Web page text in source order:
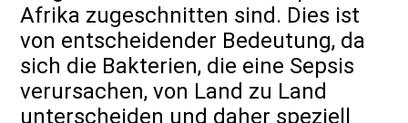
Afrika zugeschnitten sind. Dies ist
von entscheidender Bedeutung, da
sich die Bakterien, die eine Sepsis
verursachen, von Land zu Land
unterscheiden und daher speziell